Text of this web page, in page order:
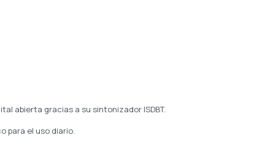
abierta gracias a su sintonizador ISDBT.
para el uso diario.